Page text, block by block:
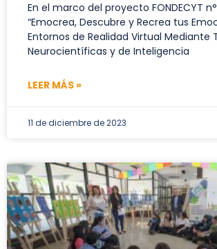
En el marco del proyecto FONDECYT
“Emocrea, Descubre y Recrea tus
Entornos de Realidad Virtual Mediante
Neurocientíficas y de Inteligencia
LEER MÁS »
11 de diciembre de 2023